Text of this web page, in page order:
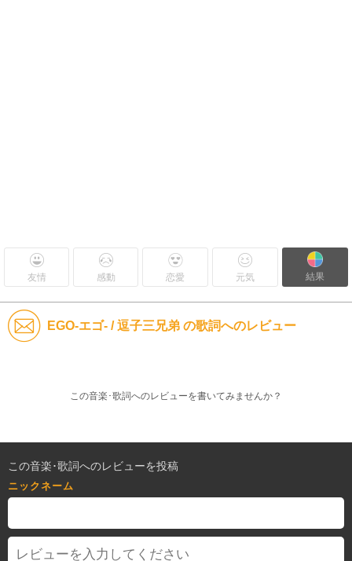
友情 感動 恋愛 元気 結果
EGO-エゴ- / 逗子三兄弟 の歌詞へのレビュー
この音楽･歌詞へのレビューを書いてみませんか？
この音楽･歌詞へのレビューを投稿
ニックネーム